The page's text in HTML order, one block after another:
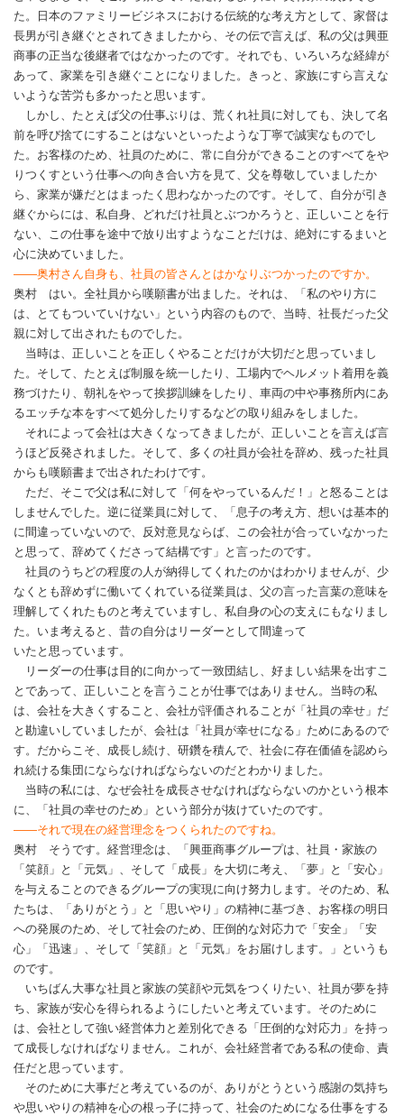
た。日本のファミリービジネスにおける伝統的な考え方として、家督は
長男が引き継ぐとされてきましたから、その伝で言えば、私の父は興亜
商事の正当な後継者ではなかったのです。それでも、いろいろな経緯が
あって、家業を引き継ぐことになりました。きっと、家族にすら言えな
いような苦労も多かったと思います。
しかし、たとえば父の仕事ぶりは、荒くれ社員に対しても、決して名
前を呼び捨てにすることはないといったような丁寧で誠実なものでし
た。お客様のため、社員のために、常に自分ができることのすべてをや
りつくすという仕事への向き合い方を見て、父を尊敬していましたか
ら、家業が嫌だとはまったく思わなかったのです。そして、自分が引き
継ぐからには、私自身、どれだけ社員とぶつかろうと、正しいことを行
ない、この仕事を途中で放り出すようなことだけは、絶対にするまいと
心に決めていました。
――奥村さん自身も、社員の皆さんとはかなりぶつかったのですか。
奥村 はい。全社員から嘆願書が出ました。それは、「私のやり方に
は、とてもついていけない」という内容のもので、当時、社長だった父
親に対して出されたものでした。
当時は、正しいことを正しくやることだけが大切だと思っていまし
た。そして、たとえば制服を統一したり、工場内でヘルメット着用を義
務づけたり、朝礼をやって挨拶訓練をしたり、車両の中や事務所内にあ
るエッチな本をすべて処分したりするなどの取り組みをしました。
それによって会社は大きくなってきましたが、正しいことを言えば言
うほど反発されました。そして、多くの社員が会社を辞め、残った社員
からも嘆願書まで出されたわけです。
ただ、そこで父は私に対して「何をやっているんだ！」と怒ることは
しませんでした。逆に従業員に対して、「息子の考え方、想いは基本的
に間違っていないので、反対意見ならば、この会社が合っていなかった
と思って、辞めてくださって結構です」と言ったのです。
社員のうちどの程度の人が納得してくれたのかはわかりませんが、少
なくとも辞めずに働いてくれている従業員は、父の言った言葉の意味を
理解してくれたものと考えていますし、私自身の心の支えにもなりまし
た。いま考えると、昔の自分はリーダーとして間違って
いたと思っています。
リーダーの仕事は目的に向かって一致団結し、好ましい結果を出すこ
とであって、正しいことを言うことが仕事ではありません。当時の私
は、会社を大きくすること、会社が評価されることが「社員の幸せ」だ
と勘違いしていましたが、会社は「社員が幸せになる」ためにあるので
す。だからこそ、成長し続け、研鑽を積んで、社会に存在価値を認めら
れ続ける集団にならなければならないのだとわかりました。
当時の私には、なぜ会社を成長させなければならないのかという根本
に、「社員の幸せのため」という部分が抜けていたのです。
――それで現在の経営理念をつくられたのですね。
奥村 そうです。経営理念は、「興亜商事グループは、社員・家族の
「笑顔」と「元気」、そして「成長」を大切に考え、「夢」と「安心」
を与えることのできるグループの実現に向け努力します。そのため、私
たちは、「ありがとう」と「思いやり」の精神に基づき、お客様の明日
への発展のため、そして社会のため、圧倒的な対応力で「安全」「安
心」「迅速」、そして「笑顔」と「元気」をお届けします。」というも
のです。
いちばん大事な社員と家族の笑顔や元気をつくりたい、社員が夢を持
ち、家族が安心を得られるようにしたいと考えています。そのために
は、会社として強い経営体力と差別化できる「圧倒的な対応力」を持っ
て成長しなければなりません。これが、会社経営者である私の使命、責
任だと思っています。
そのために大事だと考えているのが、ありがとうという感謝の気持ち
や思いやりの精神を心の根っ子に持って、社会のためになる仕事をする